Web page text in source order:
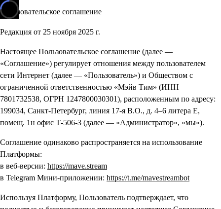
Пользовательское соглашение
Редакция от 25 ноября 2025 г.
Настоящее Пользовательское соглашение (далее —
«Соглашение») регулирует отношения между пользователем
сети Интернет (далее — «Пользователь») и Обществом с
ограниченной ответственностью «Мэйв Тим» (ИНН
7801732538, ОГРН 1247800030301), расположенным по адресу:
199034, Санкт-Петербург, линия 17-я В.О., д. 4–6 литера Е,
помещ. 1н офис Т-506-3 (далее — «Администратор», «мы»).
Соглашение одинаково распространяется на использование
Платформы:
в веб-версии: https://mave.stream
в Telegram Мини-приложении: https://t.me/mavestreambot
Используя Платформу, Пользователь подтверждает, что